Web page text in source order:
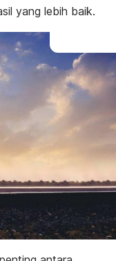
yang lebih baik.